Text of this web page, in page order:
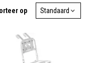
onze transportdragers
een persoonlijk
van merken als
en Atran.
op